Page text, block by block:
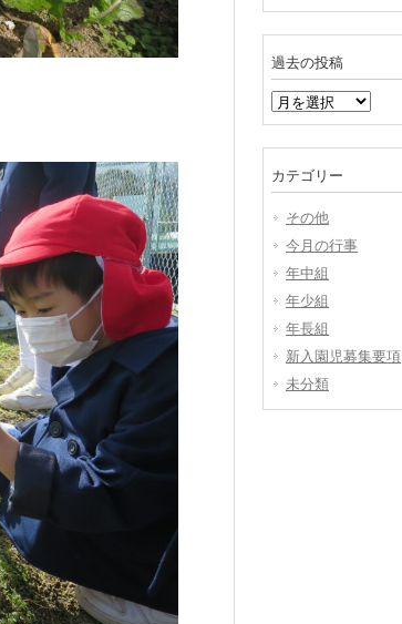
過去の投稿
過
去
稿
カテゴリー
その他
今月の行事
年中組
年少組
年長組
新入園児募集要項
未分類